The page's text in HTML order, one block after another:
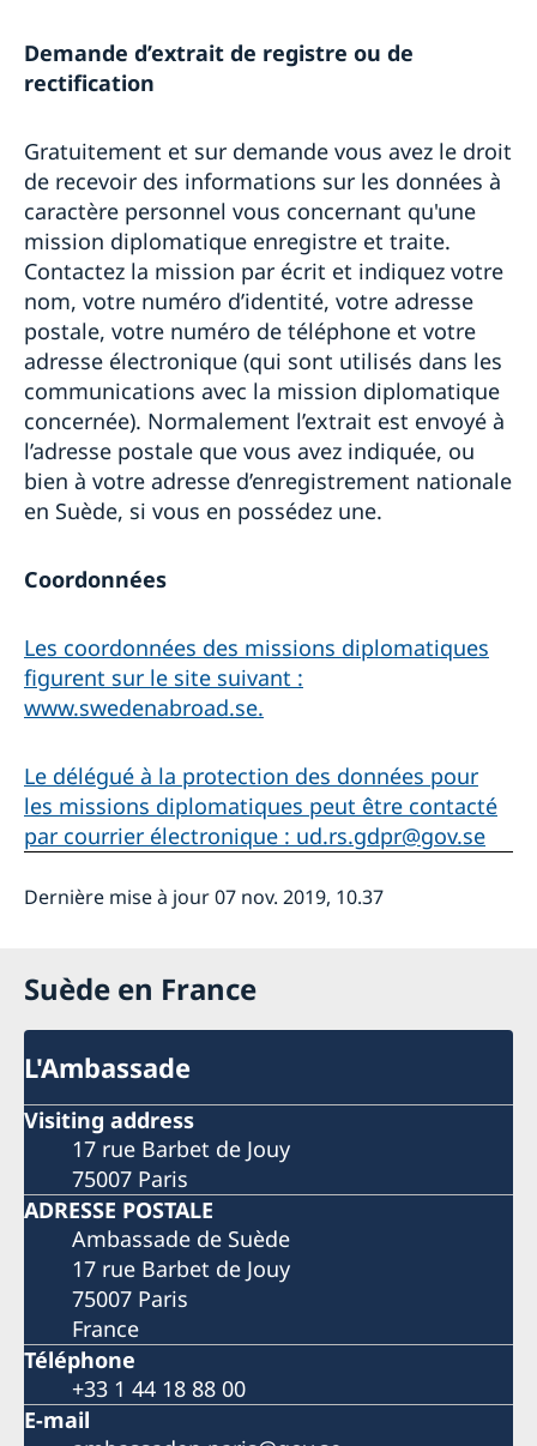
Demande d’extrait de registre ou de
rectification
Gratuitement et sur demande vous avez le droit
de recevoir des informations sur les données à
caractère personnel vous concernant qu'une
mission diplomatique enregistre et traite.
Contactez la mission par écrit et indiquez votre
nom, votre numéro d’identité, votre adresse
postale, votre numéro de téléphone et votre
adresse électronique (qui sont utilisés dans les
communications avec la mission diplomatique
concernée). Normalement l’extrait est envoyé à
l’adresse postale que vous avez indiquée, ou
bien à votre adresse d’enregistrement nationale
en Suède, si vous en possédez une.
Coordonnées
Les coordonnées des missions diplomatiques
figurent sur le site suivant :
www.swedenabroad.se.
Le délégué à la protection des données pour
les missions diplomatiques peut être contacté
par courrier électronique : ud.rs.gdpr@gov.se
Dernière mise à jour 07 nov. 2019, 10.37
Suède en France
L'Ambassade
Visiting address
17 rue Barbet de Jouy
75007 Paris
ADRESSE POSTALE
Ambassade de Suède
17 rue Barbet de Jouy
75007 Paris
France
Téléphone
+33 1 44 18 88 00
E-mail